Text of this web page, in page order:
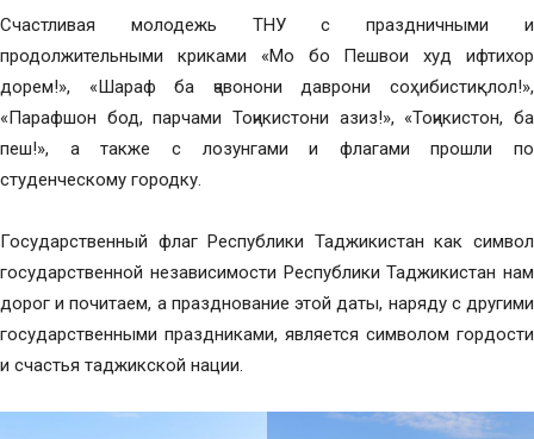
Счастливая молодежь ТНУ с праздничными и
продолжительными криками «Мо бо Пешвои худ ифтихор
дорем!», «Шараф ба ҷавонони даврони соҳибистиқлол!»,
«Парафшон бод, парчами Тоҷикистони азиз!», «Тоҷикистон, ба
пеш!», а также с лозунгами и флагами прошли по
студенческому городку.
Государственный флаг Республики Таджикистан как символ
государственной независимости Республики Таджикистан нам
дорог и почитаем, а празднование этой даты, наряду с другими
государственными праздниками, является символом гордости
и счастья таджикской нации.